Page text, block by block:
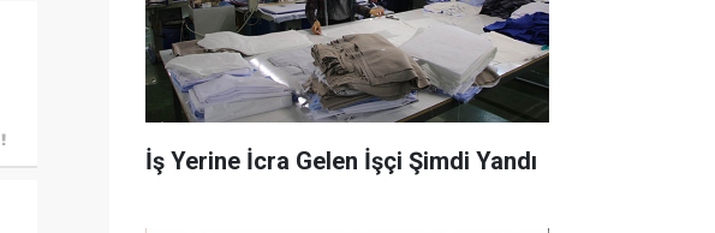
İş Yerine İcra Gelen İşçi Şimdi Yandı